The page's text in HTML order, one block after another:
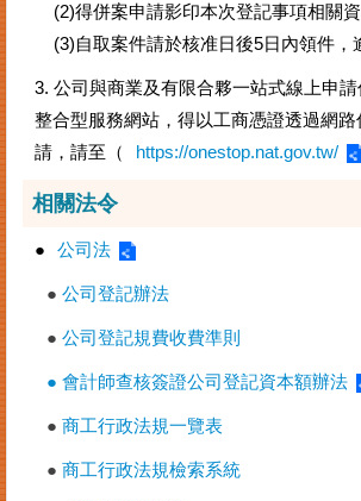
(2)得併案申請影印本次登記事項相關資
(3)自取案件請於核准日後5日內領件，
3. 公司與商業及有限合夥一站式線上申
整合型服務網站，得以工商憑證透過網路
請，請至（
https://onestop.nat.gov.tw/
相關法令
● 公司法
● 公司登記辦法
● 公司登記規費收費準則
● 會計師查核簽證公司登記資本額辦法
● 商工行政法規一覽表
● 商工行政法規檢索系統